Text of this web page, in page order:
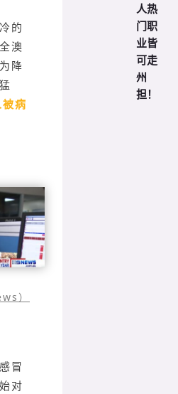
的
澳
降
病
）
冒
对
人热
门职
业皆
可走
州
担！